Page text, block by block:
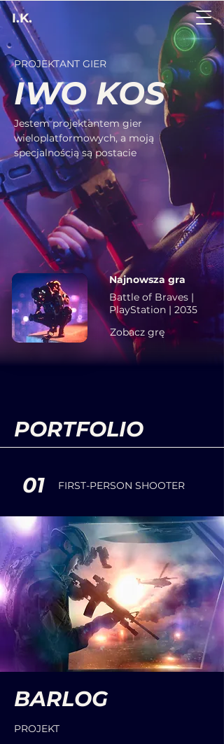
I.K.
PROJEKTANT GIER
IWO KOS
Jestem projektantem gier
wieloplatformowych, a moją
specjalnością są postacie
Najnowsza gra
Battle of Braves |
PlayStation | 2035
Zobacz grę
PORTFOLIO
01 FIRST-PERSON SHOOTER
BARLOG
PROJEKT